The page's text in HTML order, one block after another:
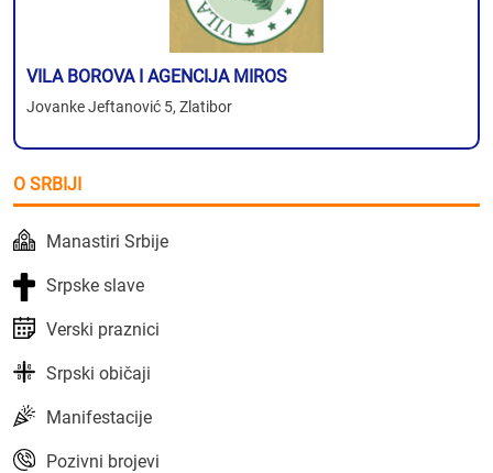
VILA BOROVA I AGENCIJA MIROS
Jovanke Jeftanović 5, Zlatibor
O SRBIJI
Manastiri Srbije
Srpske slave
Verski praznici
Srpski običaji
Manifestacije
Pozivni brojevi